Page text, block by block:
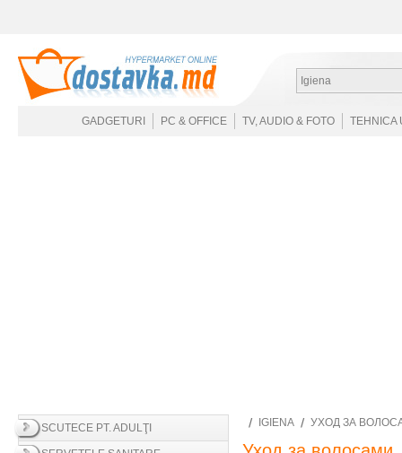
Igiena
GADGETURI PC & OFFICE TV, AUDIO & FOTO TEHNICA
SCUTECE PT. ADULŢI IGIENA УХОД ЗА